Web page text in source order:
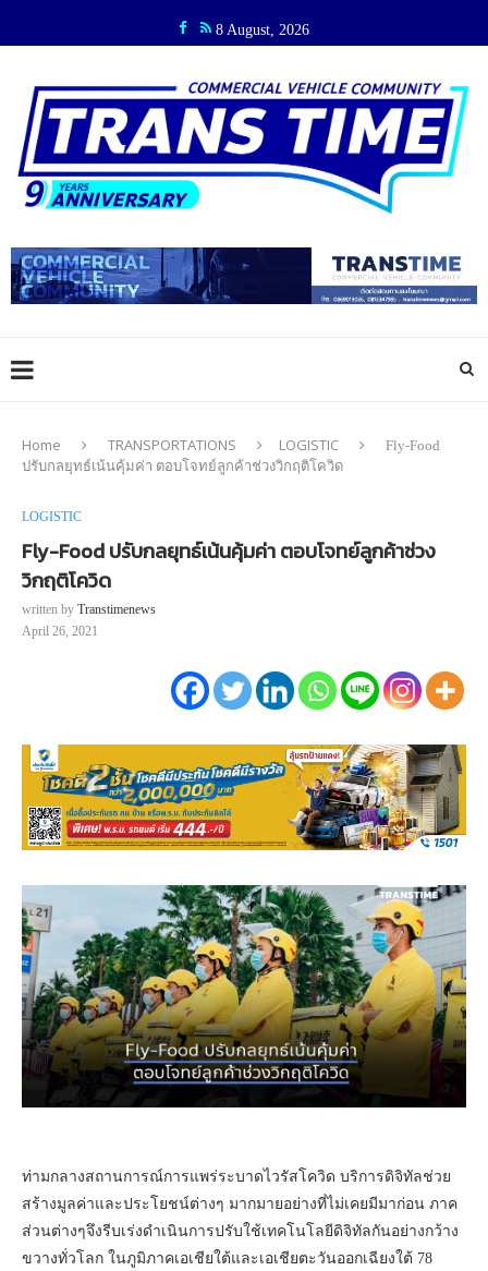
8 August, 2026
Home TRANSPORTATIONS LOGISTIC
Fly-Food
ปรับกลยุทธ์เน้นคุ้มค่า ตอบโจทย์ลูกค้าช่วงวิกฤติโควิด
LOGISTIC
Fly-Food ปรับกลยุทธ์เน้นคุ้มค่า ตอบโจทย์ลูกค้าช่วง
วิกฤติโควิด
written by Transtimenews
April 26, 2021
ท่ามกลางสถานการณ์การแพร่ระบาดไวรัสโควิด บริการดิจิทัลช่วย
สร้างมูลค่าและประโยชน์ต่างๆ มากมายอย่างที่ไม่เคยมีมาก่อน ภาค
ส่วนต่างๆจึงรีบเร่งดำเนินการปรับใช้เทคโนโลยีดิจิทัลกันอย่างกว้าง
ขวางทั่วโลก ในภูมิภาคเอเชียใต้และเอเชียตะวันออกเฉียงใต้ 78